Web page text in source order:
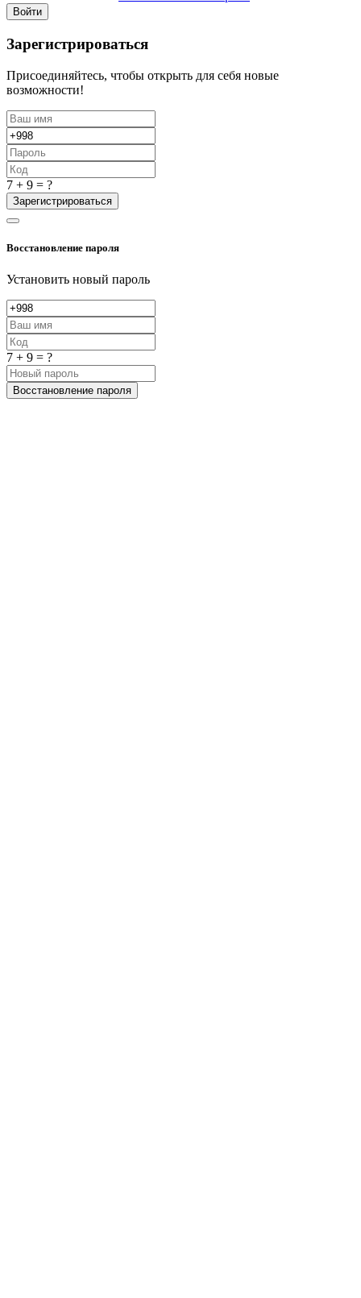
Войти
Зарегистрироваться
Присоединяйтесь, чтобы открыть для себя новые
возможности!
7 + 9 = ?
Зарегистрироваться
Восстановление пароля
Установить новый пароль
7 + 9 = ?
Восстановление пароля